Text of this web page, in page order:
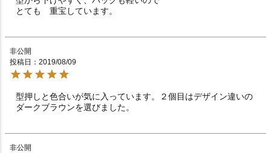
とても　重宝しています。
非公開
投稿日
2019/08/09
型押しと色合いが気に入っています。２個目はデザイン違いの
ダークブラウンを選びました。
非公開